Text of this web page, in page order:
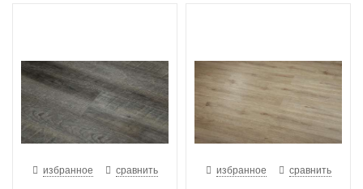
избранное сравнить избранное сравнить